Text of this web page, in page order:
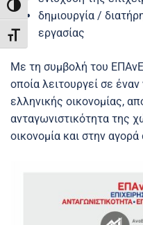
ΕΝΑΛΛΑΓΉ ΥΨΗΛΉΣ
ΕΝΑΛΛΑΓΉ ΜΕΓΈΘΟΥΣ
δημιουργία /
εργασίας
Με τη συμβολή του
οποία λειτουργεί σε
ελληνικής οικονομίας,
ανταγωνιστικότητα της
οικονομία και στην